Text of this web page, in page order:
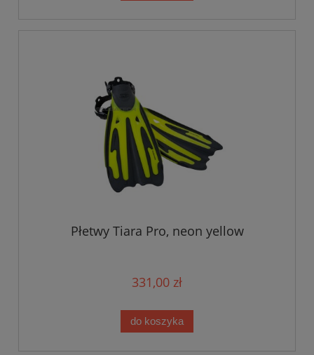
Płetwy Tiara Pro, neon yellow
331,00 zł
do koszyka